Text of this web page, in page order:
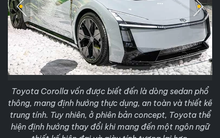
Toyota Corolla vốn được biết đến là dòng sedan phổ
thông, mang định hướng thực dụng, an toàn và thiết kế
trung tính. Tuy nhiên, ở phiên bản concept, Toyota thể
hiện định hướng thay đổi khi mang đến một ngôn ngữ